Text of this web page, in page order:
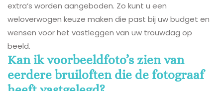
extra’s worden aangeboden. Zo kunt u een
weloverwogen keuze maken die past bij uw budget en
wensen voor het vastleggen van uw trouwdag op
beeld.
Kan ik voorbeeldfoto’s zien van
eerdere bruiloften die de fotograaf